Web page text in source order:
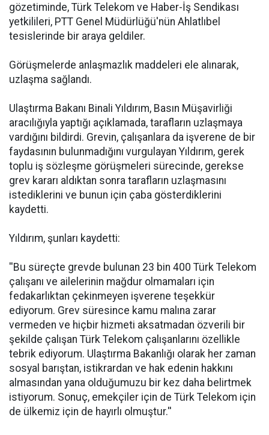
gözetiminde, Türk Telekom ve Haber-İş Sendikası
yetkilileri, PTT Genel Müdürlüğü'nün Ahlatlıbel
tesislerinde bir araya geldiler.
Görüşmelerde anlaşmazlık maddeleri ele alınarak,
uzlaşma sağlandı.
Ulaştırma Bakanı Binali Yıldırım, Basın Müşavirliği
aracılığıyla yaptığı açıklamada, tarafların uzlaşmaya
vardığını bildirdi. Grevin, çalışanlara da işverene de bir
faydasının bulunmadığını vurgulayan Yıldırım, gerek
toplu iş sözleşme görüşmeleri sürecinde, gerekse
grev kararı aldıktan sonra tarafların uzlaşmasını
istediklerini ve bunun için çaba gösterdiklerini
kaydetti.
Yıldırım, şunları kaydetti:
''Bu süreçte grevde bulunan 23 bin 400 Türk Telekom
çalışanı ve ailelerinin mağdur olmamaları için
fedakarlıktan çekinmeyen işverene teşekkür
ediyorum. Grev süresince kamu malına zarar
vermeden ve hiçbir hizmeti aksatmadan özverili bir
şekilde çalışan Türk Telekom çalışanlarını özellikle
tebrik ediyorum. Ulaştırma Bakanlığı olarak her zaman
sosyal barıştan, istikrardan ve hak edenin hakkını
almasından yana olduğumuzu bir kez daha belirtmek
istiyorum. Sonuç, emekçiler için de Türk Telekom için
de ülkemiz için de hayırlı olmuştur.''